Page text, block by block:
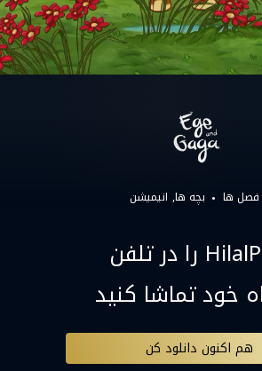
بچه ها انیمیشن
HilalPlay را در تلفن
خود تماشا کنید
هم اکنون دانلود کن